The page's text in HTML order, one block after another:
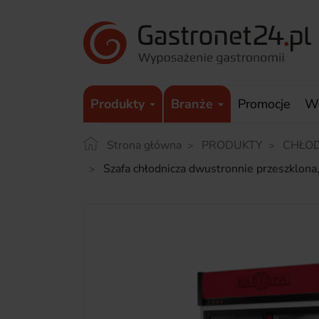
Produkty Branże Promocje
Strona główna PRODUKTY
Szafa chłodnicza dwustronnie